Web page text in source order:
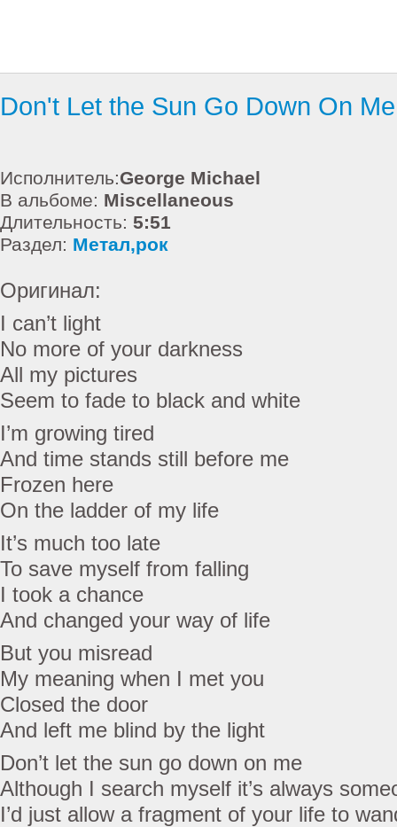
Don't Let the Sun Go Down On Me
Исполнитель:George Michael
В альбоме: Miscellaneous
Длительность: 5:51
Раздел: Метал,рок
Оригинал:
I can’t light
No more of your darkness
All my pictures
Seem to fade to black and white
I’m growing tired
And time stands still before me
Frozen here
On the ladder of my life
It’s much too late
To save myself from falling
I took a chance
And changed your way of life
But you misread
My meaning when I met you
Closed the door
And left me blind by the light
Don’t let the sun go down on me
Although I search myself it’s always
I’d just allow a fragment of your life to